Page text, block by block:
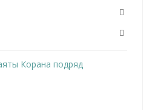
Корана подряд